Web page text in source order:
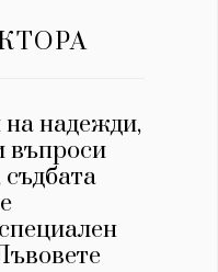
на надежди,
въпроси
съдбата